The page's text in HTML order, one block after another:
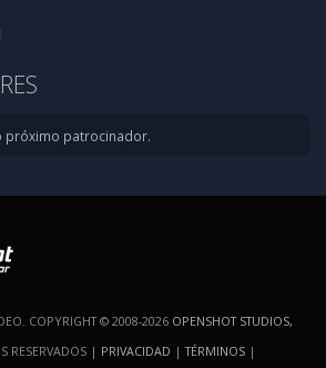
próximo patrocinador.
COPYRIGHT © 2008-2026 OPENSHOT STUDIOS,
RESERVADOS | PRIVACIDAD |TÉRMINOS |